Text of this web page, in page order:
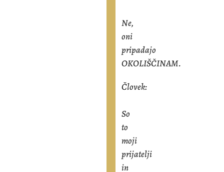
Ne,
oni
pripadajo
OKOLIŠČINAM.
Človek:
So
to
moji
prijatelji
in